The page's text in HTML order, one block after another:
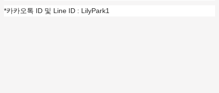
*카카오톡 ID 및 Line ID : LilyPark1